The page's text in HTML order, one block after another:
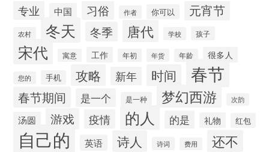
专业 中国 习俗 作者 你可以 元宵节
农村 冬天 冬季 唐代 学校 孩子
宋代 寓意 工作 年初 年货 年龄 很多人
您的 手机 攻略 新年 时间 春节
春节期间 是一个 是一种 梦幻西游 次韵
汤圆 游戏 疫情 的人 的是 礼物 红包
自己的 英语 诗人 诗词 费用 还不